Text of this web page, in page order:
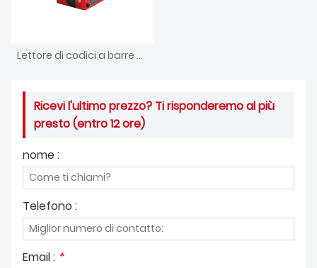
Lettore di codici a barre a montaggio fisso con messa a fuoco automatica industriale da 1,2 MP
Ricevi l'ultimo prezzo? Ti risponderemo al più
presto (entro 12 ore)
nome :
Telefono :
Email : *